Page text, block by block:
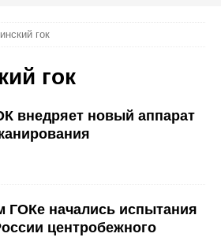
гок
гок
внедряет новый аппарат
ГОКе начались испытания
центробежного